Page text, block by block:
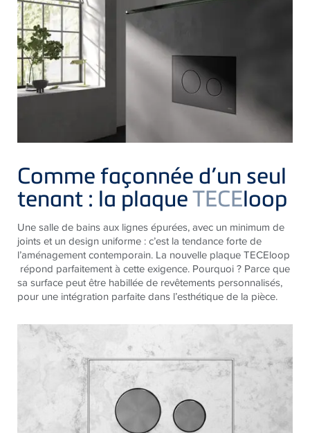
Comme façonnée d’un seul
tenant : la plaqueTECEloop
Une salle de bains aux lignes épurées, avec un minimum de
joints et un design uniforme : c’est la tendance forte de
l’aménagement contemporain. La nouvelle plaque TECEloop
répond parfaitement à cette exigence. Pourquoi ? Parce que
sa surface peut être habillée de revêtements personnalisés,
pour une intégration parfaite dans l’esthétique de la pièce.